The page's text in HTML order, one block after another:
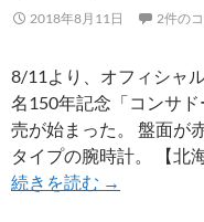
2018年8月11日 2件の
8/11より、オフィシャ
名150年記念「コンサ
売が始まった。 盤面が
タイプの腕時計。 【北
続きを読む オ
→